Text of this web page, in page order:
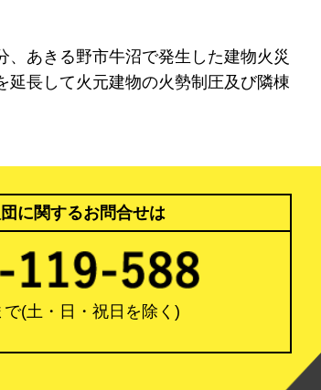
あきる野市牛沼で発生した建物火災
長して火元建物の火勢制圧及び隣棟
に関するお問合せは
で(土・日・祝日を除く)